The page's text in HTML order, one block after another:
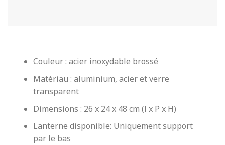
Couleur : acier inoxydable brossé
Matériau : aluminium, acier et verre
transparent
Dimensions : 26 x 24 x 48 cm (l x P x H)
Lanterne disponible: Uniquement support
par le bas